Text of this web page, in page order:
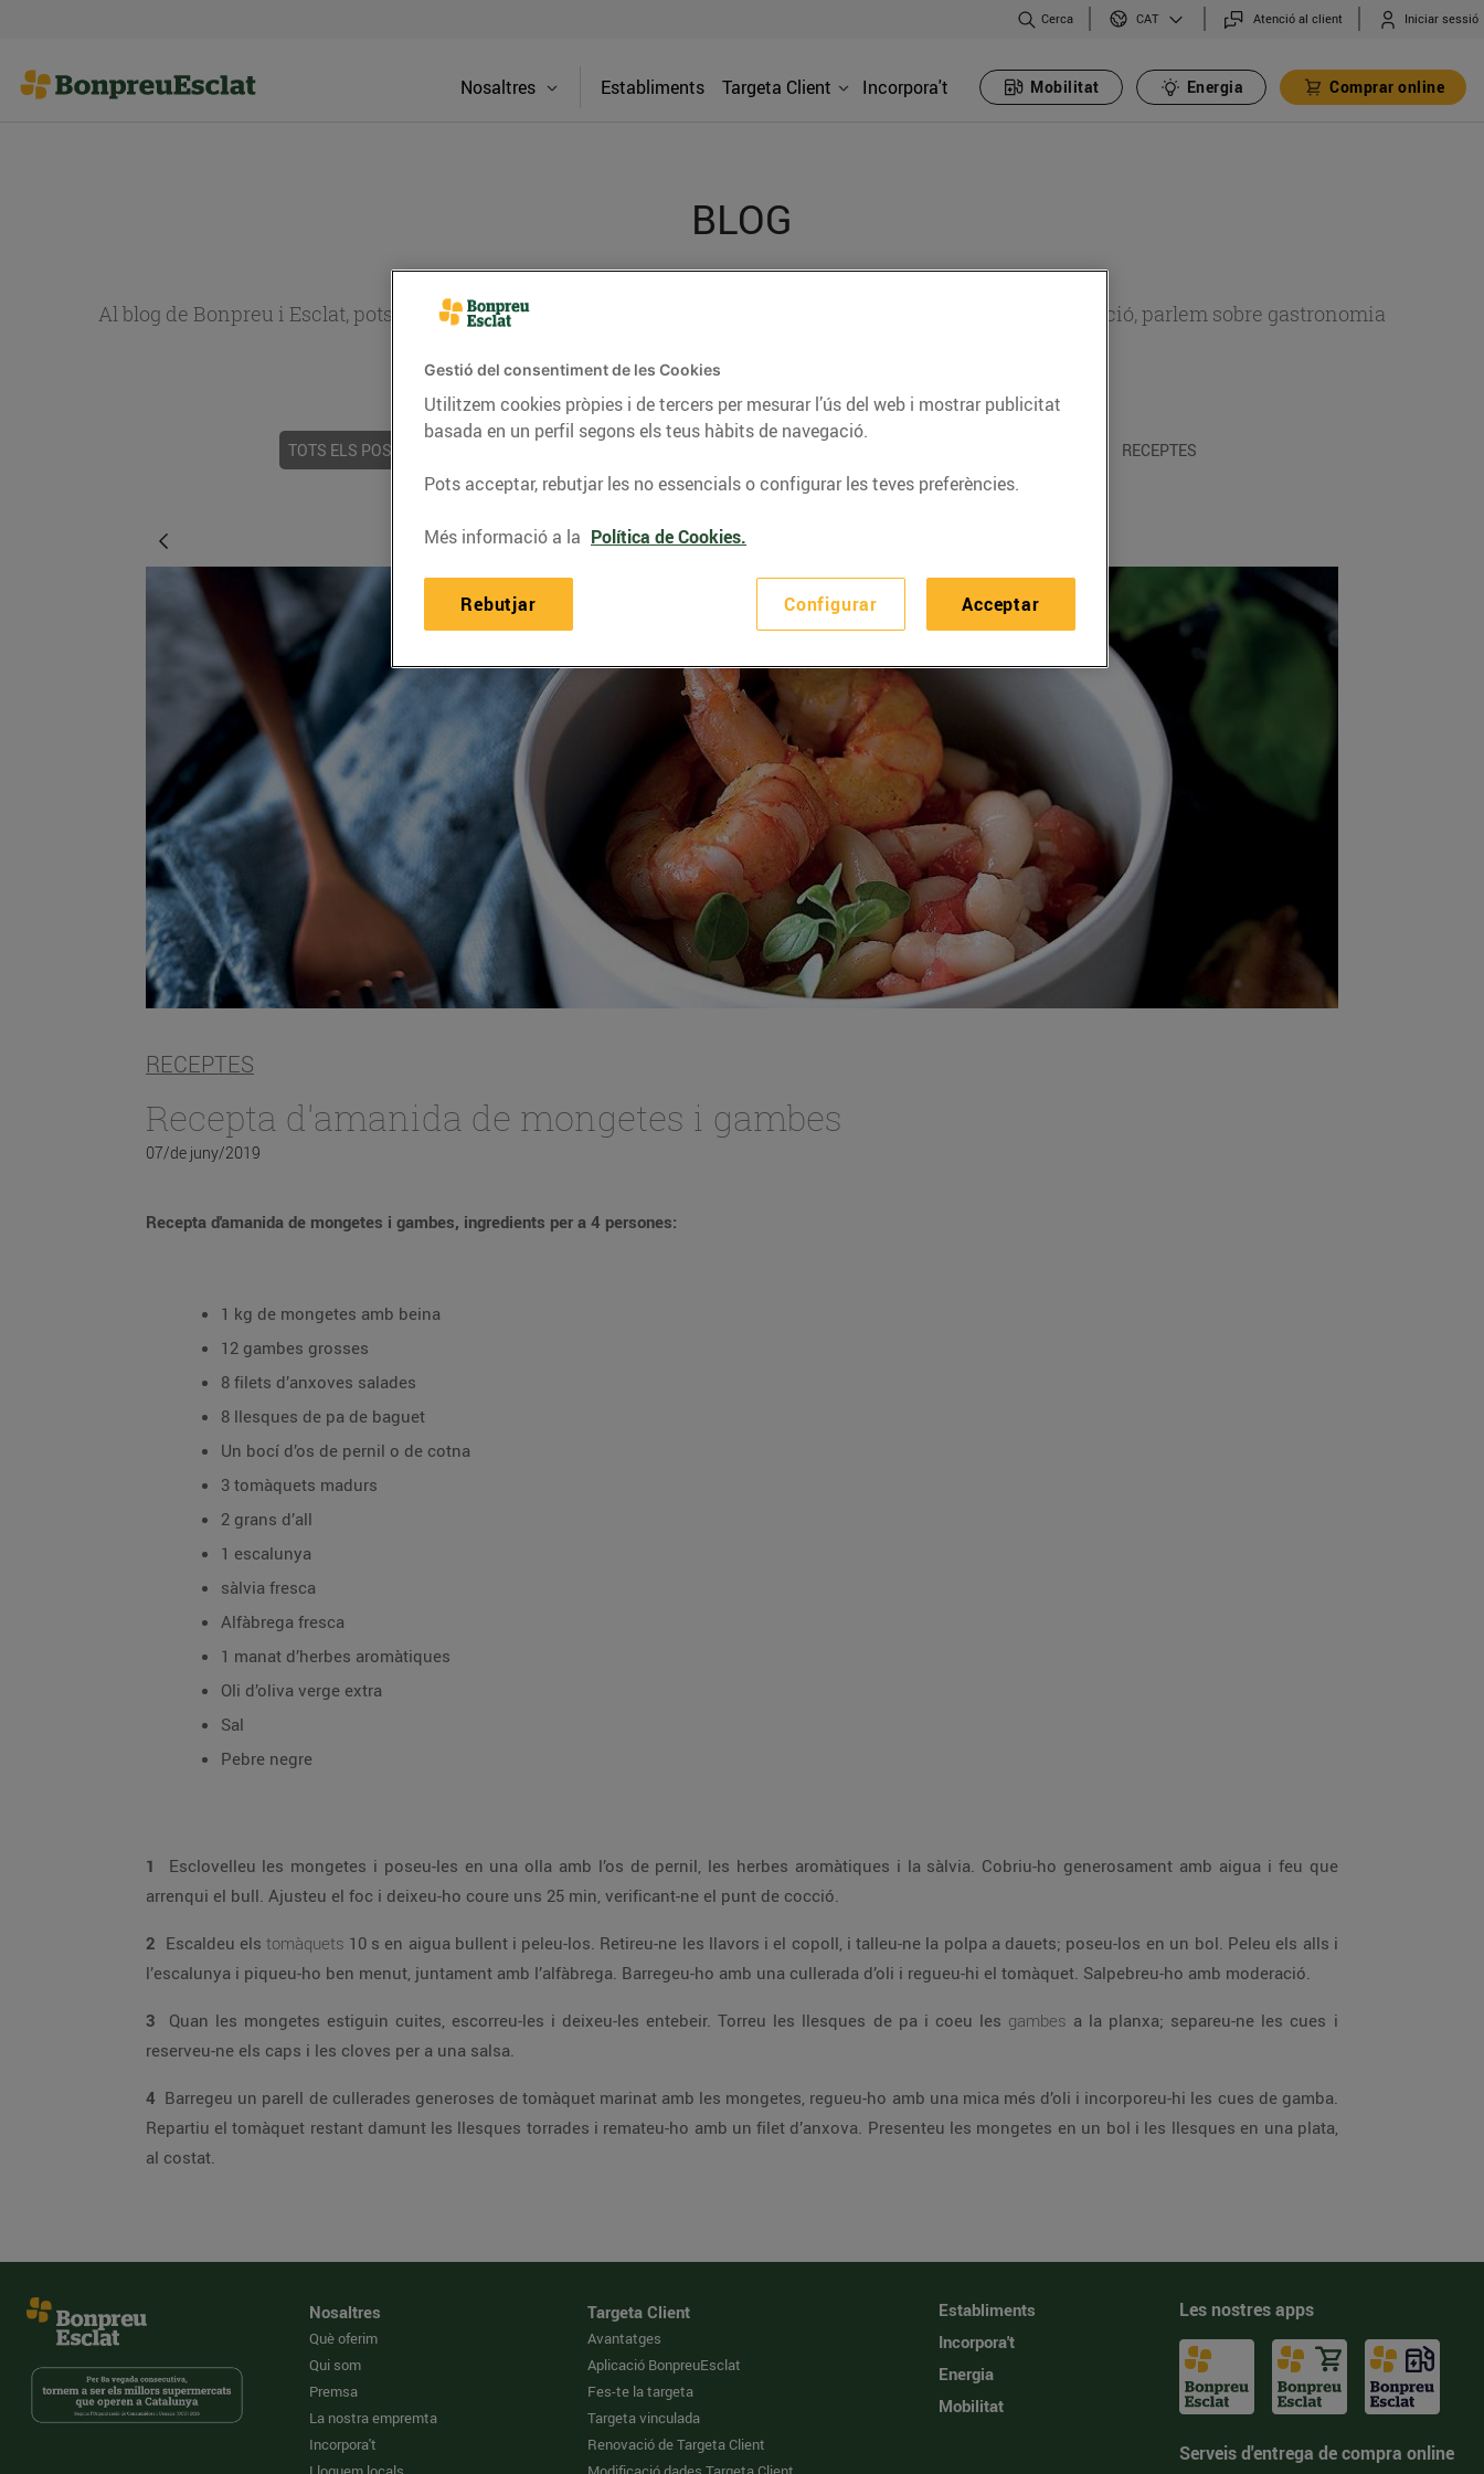
Cerca CAT Atenció al client Iniciar sessió
Nosaltres Establiments Targeta Client Incorpora't Mobilitat Energia Comprar online
BLOG
Al blog de Bonpreu i Esclat, pots trobar receptes, consells nutricionals, informació d’actualitat sobre alimentació, parlem sobre gastronomia
TOTS ELS POSTS RECEPTES
RECEPTES
Recepta d'amanida de mongetes i gambes
07/de juny/2019
Recepta d'amanida de mongetes i gambes, ingredients per a 4 persones:
1 kg de mongetes amb beina
12 gambes grosses
8 filets d’anxoves salades
8 llesques de pa de baguet
Un bocí d’os de pernil o de cotna
3 tomàquets madurs
2 grans d’all
1 escalunya
sàlvia fresca
Alfàbrega fresca
1 manat d’herbes aromàtiques
Oli d’oliva verge extra
Sal
Pebre negre
1
Esclovelleu les mongetes i poseu-les en una olla amb l’os de pernil, les herbes aromàtiques i la sàlvia. Cobriu-ho generosament amb aigua i feu que
arrenqui el bull. Ajusteu el foc i deixeu-ho coure uns 25 min, verificant-ne el punt de cocció.
2 Escaldeu els tomàquets 10 s en aigua bullent i peleu-los. Retireu-ne les llavors i el copoll, i talleu-ne la polpa a dauets; poseu-los en un bol. Peleu els alls i
l’escalunya i piqueu-ho ben menut, juntament amb l’alfàbrega. Barregeu-ho amb una cullerada d’oli i regueu-hi el tomàquet. Salpebreu-ho amb moderació.
3 Quan les mongetes estiguin cuites, escorreu-les i deixeu-les entebeir. Torreu les llesques de pa i coeu les gambes a la planxa; separeu-ne les cues i
reserveu-ne els caps i les cloves per a una salsa.
4 Barregeu un parell de cullerades generoses de tomàquet marinat amb les mongetes, regueu-ho amb una mica més d’oli i incorporeu-hi les cues de gamba.
Repartiu el tomàquet restant damunt les llesques torrades i remateu-ho amb un filet d’anxova. Presenteu les mongetes en un bol i les llesques en una plata,
al costat.
Nosaltres
Què oferim
Qui som
Premsa
La nostra empremta
Incorpora't
Targeta Client
Avantatges
Aplicació BonpreuEsclat
Fes-te la targeta
Targeta vinculada
Renovació de Targeta Client
Establiments
Incorpora't
Energia
Mobilitat
Les nostres apps
Serveis d'entrega de compra online
Gestió del consentiment de les Cookies
Utilitzem cookies pròpies i de tercers per mesurar l’ús del web i mostrar publicitat
basada en un perfil segons els teus hàbits de navegació.
Pots acceptar, rebutjar les no essencials o configurar les teves preferències.
Més informació a la Política de Cookies.
Configurar
Rebutjar Acceptar